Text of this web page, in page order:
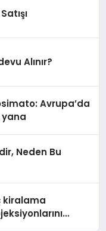
Alınır?
Avrupa’da
yana
Neden Bu
kiralama